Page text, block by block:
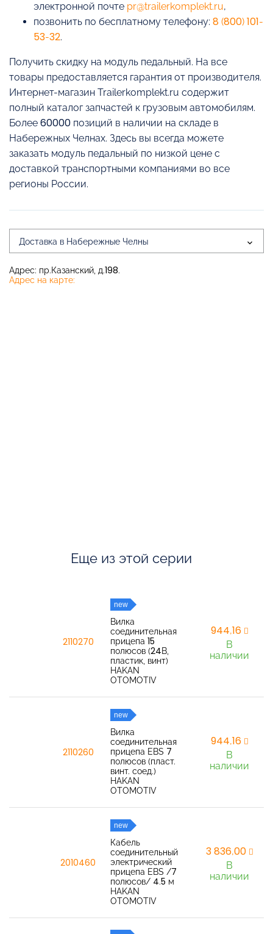
электронной почте pr@trailerkomplekt.ru,
позвонить по бесплатному телефону: 8 (800) 101-
53-32.
Получить скидку на модуль педальный. На все
товары предоставляется гарантия от производителя.
Интернет-магазин Trailerkomplekt.ru содержит
полный каталог запчастей к грузовым автомобилям.
Более 60000 позиций в наличии на складе в
Набережных Челнах. Здесь вы всегда можете
заказать модуль педальный по низкой цене с
доставкой транспортными компаниями во все
регионы России.
Доставка в Набережные Челны
Адрес: пр.Казанский, д.198.
Адрес на карте:
Еще из этой серии
2110270
new
Вилка
соединительная
прицепа 15
полюсов (24В,
пластик, винт)
HAKAN
OTOMOTIV
944,16
В
наличии
2110260
new
Вилка
соединительная
прицепа EBS 7
полюсов (пласт.
винт. соед.)
HAKAN
OTOMOTIV
944,16
В
наличии
2010460
new
Кабель
соединительный
электрический
прицепа EBS /7
полюсов/ 4.5 м
HAKAN
OTOMOTIV
3 836,00
В
наличии